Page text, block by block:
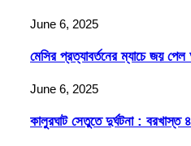
June 6, 2025
মেসির প্রত্যাবর্তনের ম্যাচে জয় পেল
June 6, 2025
কালুরঘাট সেতুতে দুর্ঘটনা : বরখাস্ত